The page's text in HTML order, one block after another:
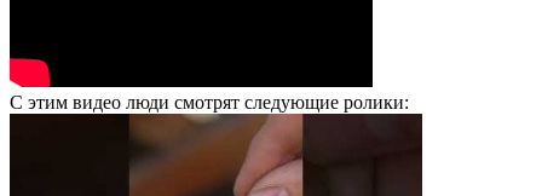
С этим видео люди смотрят следующие ролики: